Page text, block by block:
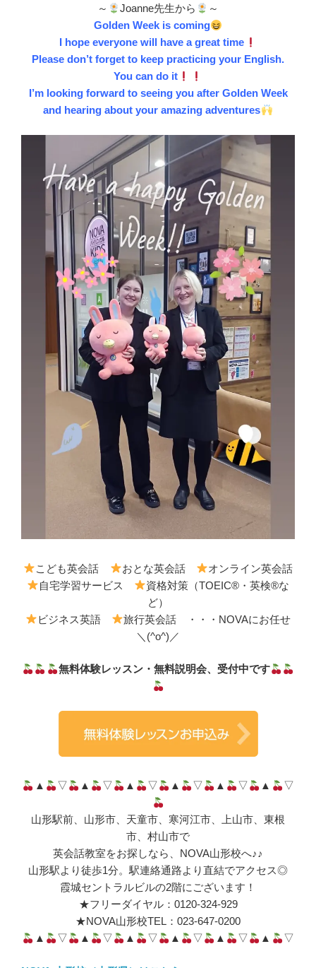
～ Joanne先生から
～
Golden Week is coming
I hope everyone will have a great time
Please don’t forget to keep practicing your English.
You can do it
I’m looking forward to seeing you after Golden Week
and hearing about your amazing adventures
こども英会話 おとな英会話
オンライン英会話
自宅学習サービス
資格対策（TOEIC®・英検®な
ど）
ビジネス英語
旅行英会話 ・・・NOVAにお任せ
＼(^o^)／
無料体験レッスン・無料説明会、受付中です
▲ ▽ ▲ ▽ ▲ ▽ ▲ ▽ ▲ ▽ ▲ ▽
山形駅前、山形市、天童市、寒河江市、上山市、東根
市、村山市で
英会話教室をお探しなら、NOVA山形校へ♪♪
山形駅より徒歩1分。駅連絡通路より直結でアクセス◎
霞城セントラルビルの2階にございます！
★フリーダイヤル：0120-324-929
★NOVA山形校TEL：023-647-0200
▲
▽ ▲ ▽ ▲ ▽ ▲ ▽ ▲ ▽ ▲ ▽